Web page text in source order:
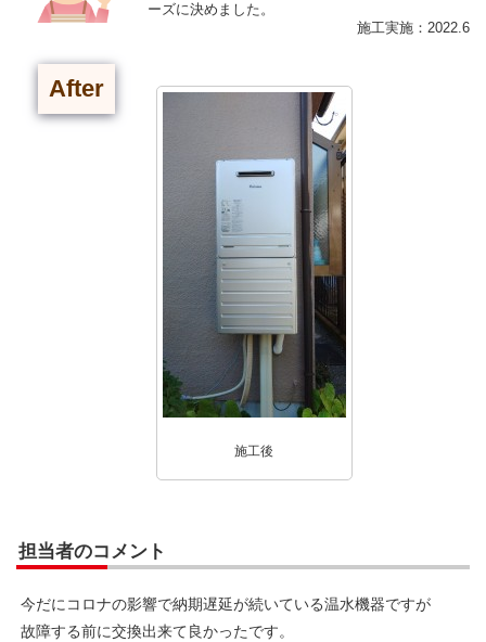
ーズに決めました。
施工実施：2022.6
After
施工後
担当者のコメント
今だにコロナの影響で納期遅延が続いている温水機器ですが
故障する前に交換出来て良かったです。